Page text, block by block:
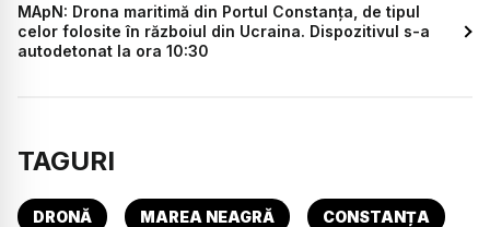
MApN: Drona maritimă din Portul Constanța, de tipul
celor folosite în războiul din Ucraina. Dispozitivul s-a
autodetonat la ora 10:30
TAGURI
DRONĂ MAREA NEAGRĂ CONSTANȚA